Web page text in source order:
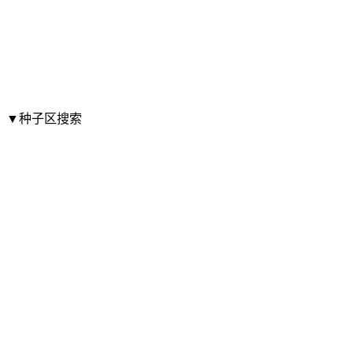
▼种子区搜索